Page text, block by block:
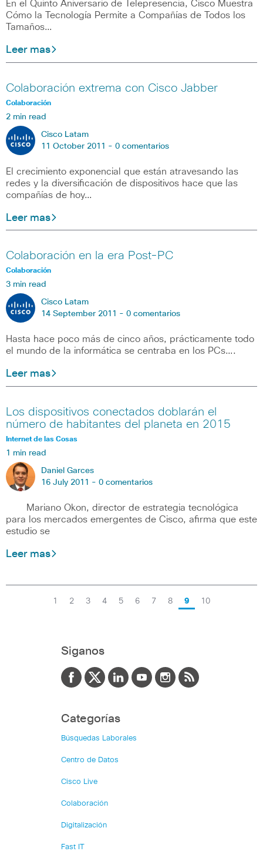
En el Quinto Aniversario de Telepresencia, Cisco Muestra
Cómo la Tecnología Permite a Compañías de Todos los
Tamaños…
Leer mas
Colaboración extrema con Cisco Jabber
Colaboración
2 min read
Cisco Latam
11 October 2011 - 0 comentarios
El crecimiento exponencial que están atravesando las
redes y la diversificación de dispositivos hace que las
compañías de hoy…
Leer mas
Colaboración en la era Post-PC
Colaboración
3 min read
Cisco Latam
14 September 2011 - 0 comentarios
Hasta hace poco más de cinco años, prácticamente todo
el mundo de la informática se centraba en los PCs….
Leer mas
Los dispositivos conectados doblarán el
número de habitantes del planeta en 2015
Internet de las Cosas
1 min read
Daniel Garces
16 July 2011 - 0 comentarios
Mariano Okon, director de estrategia tecnológica
para los mercados emergentes de Cisco, afirma que este
estudio se
Leer mas
1 2 3 4 5 6 7 8 9 10
Siganos
Categorías
Búsquedas Laborales
Centro de Datos
Cisco Live
Colaboración
Digitalización
Fast IT